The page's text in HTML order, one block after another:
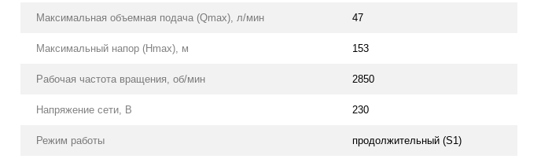
Максимальная объемная подача (Qmax), л/мин 47
Максимальный напор (Нmax), м 153
Рабочая частота вращения, об/мин 2850
Напряжение сети, В 230
Режим работы продолжительный (S1)